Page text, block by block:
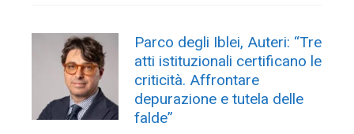
Parco degli Iblei, Auteri: “Tre
atti istituzionali certificano le
criticità. Affrontare
depurazione e tutela delle
falde”